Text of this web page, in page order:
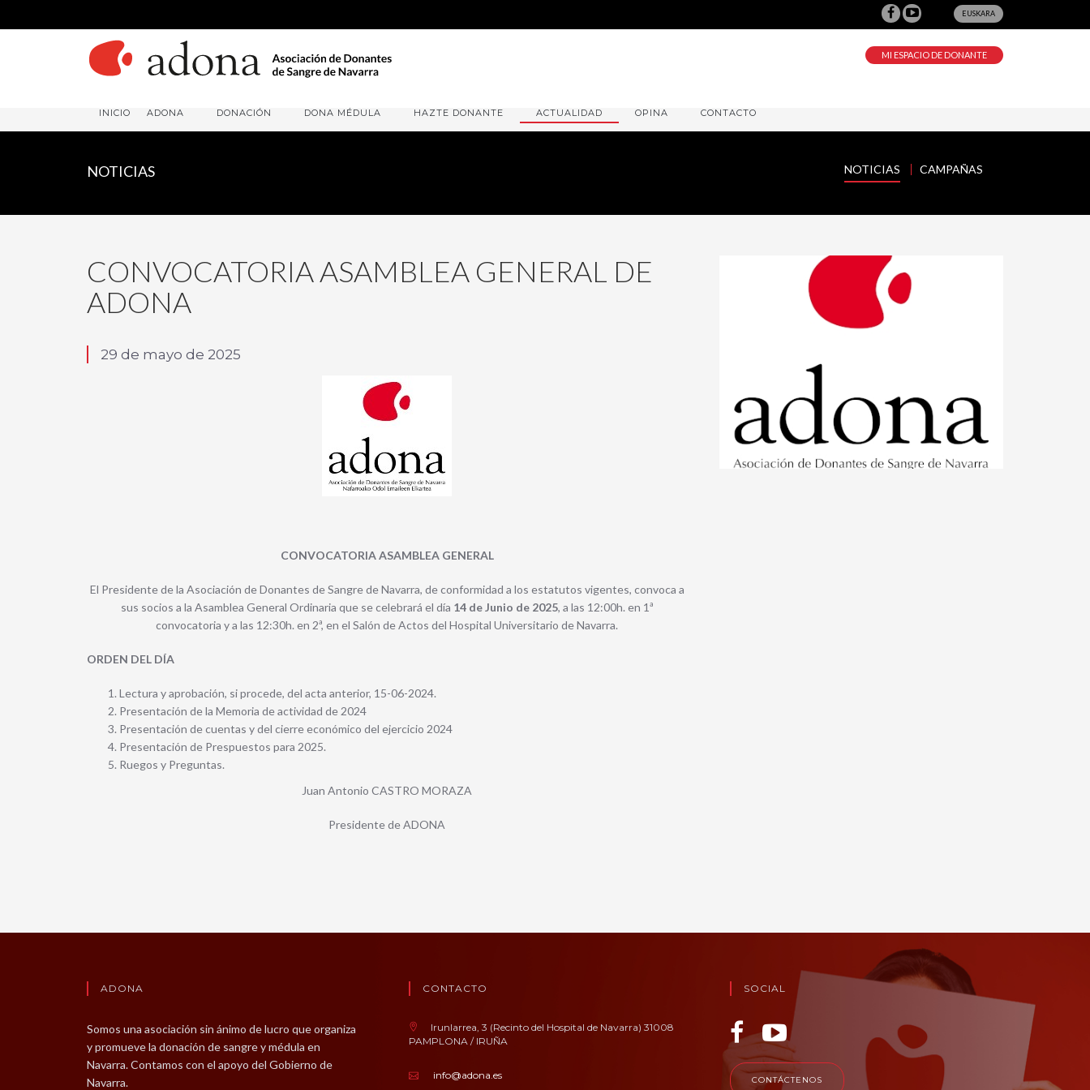
EUSKARA
MI ESPACIO DE DONANTE
INICIO ADONA DONACIÓN DONA MÉDULA HAZTE DONANTE ACTUALIDAD OPINA CONTACTO
NOTICIAS NOTICIAS CAMPAÑAS
CONVOCATORIA ASAMBLEA GENERAL DE
ADONA
29 de mayo de 2025
CONVOCATORIA ASAMBLEA GENERAL
El Presidente de la Asociación de Donantes de Sangre de Navarra, de conformidad a los estatutos vigentes, convoca a
sus socios a la Asamblea General Ordinaria que se celebrará el día 14 de Junio de 2025, a las 12:00h. en 1ª
convocatoria y a las 12:30h. en 2ª, en el Salón de Actos del Hospital Universitario de Navarra.
ORDEN DEL DÍA
Lectura y aprobación, si procede, del acta anterior, 15-06-2024.
Presentación de la Memoria de actividad de 2024
Presentación de cuentas y del cierre económico del ejercicio 2024
Presentación de Prespuestos para 2025.
Ruegos y Preguntas.
Juan Antonio CASTRO MORAZA
Presidente de ADONA
ADONA
Somos una asociación sin ánimo de lucro que organiza
y promueve la donación de sangre y médula en
Navarra. Contamos con el apoyo del Gobierno de
Navarra.
CONTACTO
Irunlarrea, 3 (Recinto del Hospital de Navarra) 31008
PAMPLONA / IRUÑA
info@adona.es
SOCIAL
CONTÁCTENOS